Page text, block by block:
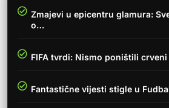
Zmajevi u epicentru glamura:
o…
FIFA tvrdi: Nismo poništili
Fantastične vijesti stigle u